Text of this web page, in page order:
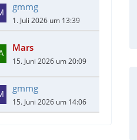
gmmg
1. Juli 2026 um 13:39
Mars
15. Juni 2026 um 20:09
gmmg
15. Juni 2026 um 14:06